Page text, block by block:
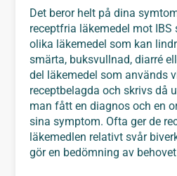
Det beror helt på dina
receptfria läkemedel mot
olika läkemedel som kan
smärta, buksvullnad, diarré
del läkemedel som används
receptbelagda och skrivs då
man fått en diagnos och en
sina symptom. Ofta ger de
läkemedlen relativt svår
gör en bedömning av